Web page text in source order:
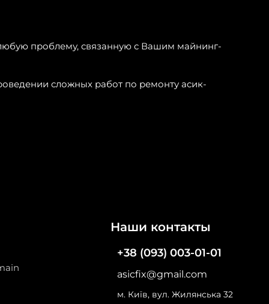
проблему, связанную с Вашим майнинг-
сложных работ по ремонту асик-
Наши контакты
+38 (093) 003-01-01
asicfix@gmail.com
м. Київ, вул. Жилянська 32